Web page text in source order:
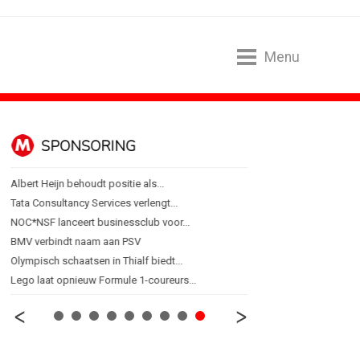
Menu
SPONSORING
Albert Heijn behoudt positie als...
Tata Consultancy Services verlengt...
NOC*NSF lanceert businessclub voor...
BMV verbindt naam aan PSV
Olympisch schaatsen in Thialf biedt...
Lego laat opnieuw Formule 1-coureurs...